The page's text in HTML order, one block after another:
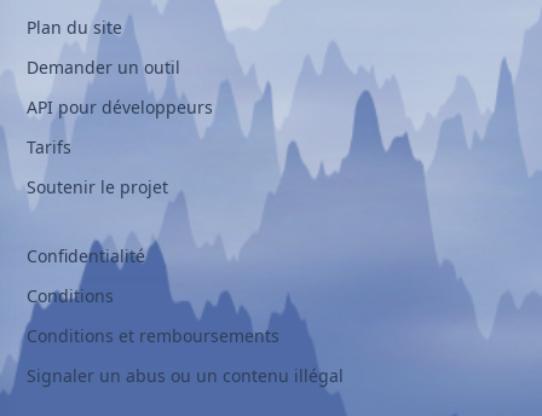
Plan du site
Demander un outil
API pour développeurs
Tarifs
Soutenir le projet
Confidentialité
Conditions
Conditions et remboursements
Signaler un abus ou un contenu illégal